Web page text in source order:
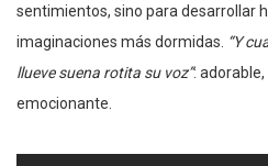
sentimientos, sino para desarrollar
imaginaciones más dormidas. “Y
llueve suena rotita su voz”:
emocionante.